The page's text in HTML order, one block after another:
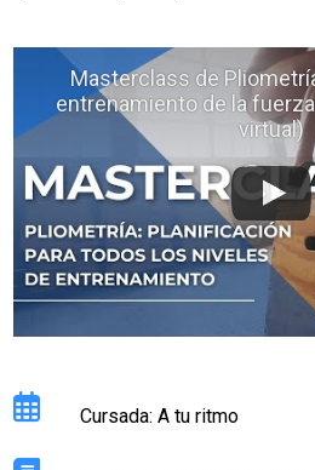
Masterclass de
entrenamiento de la
virtual)
Cursada: A tu ritmo